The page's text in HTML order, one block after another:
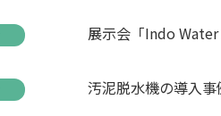
展示会「Indo
汚泥脱水機の導入